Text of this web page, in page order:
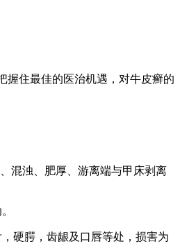
握住最佳的医治机遇，对牛皮癣的
混浊、肥厚、游离端与甲床剥离
硬腭，齿龈及口唇等处，损害为